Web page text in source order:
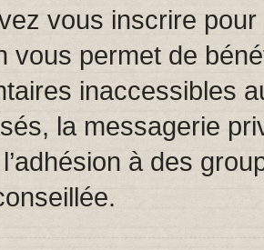
vous inscrire
vous permet de
inaccessibles
la messagerie
à des